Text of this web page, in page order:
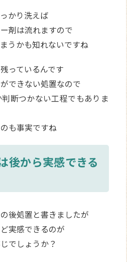
かり洗えば
剤は流れますので
うかも知れないですね
っているんです
できない処置なので
断つかない工程でもありま
も事実ですね
後から実感できる
後処置と書きましたが
実感できるのが
でしょうか？